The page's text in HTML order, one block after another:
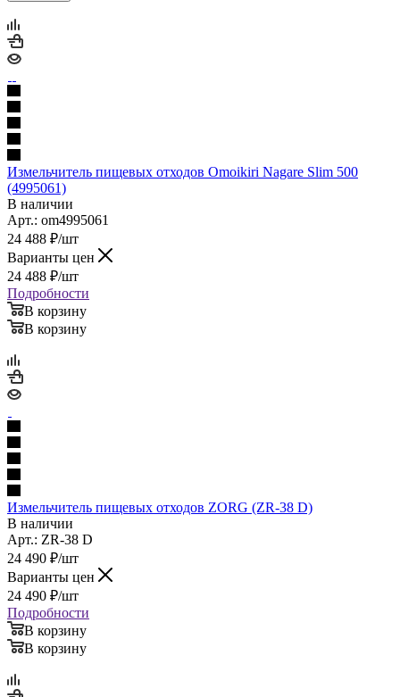
Измельчитель пищевых отходов Omoikiri Nagare Slim 500
(4995061)
В наличии
Арт.: om4995061
24 488 ₽/шт
Варианты цен
24 488 ₽/шт
Подробности
В корзину
В корзину
Измельчитель пищевых отходов ZORG (ZR-38 D)
В наличии
Арт.: ZR-38 D
24 490 ₽/шт
Варианты цен
24 490 ₽/шт
Подробности
В корзину
В корзину